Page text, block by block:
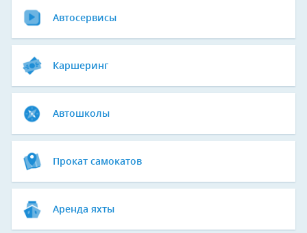
Автосервисы
Каршеринг
Автошколы
Прокат самокатов
Аренда яхты